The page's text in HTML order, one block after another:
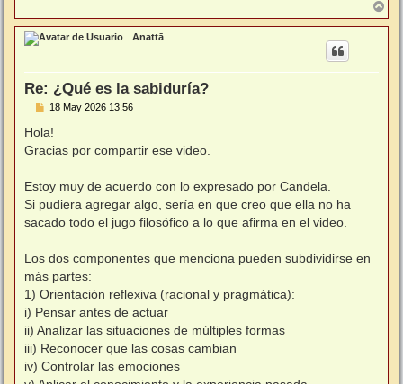
r
r
Anattā
Re: ¿Qué es la sabiduría?
M
n
a
18 May 2026 13:56
Hola!
Gracias por compartir ese video.
Estoy muy de acuerdo con lo expresado por Candela.
Si pudiera agregar algo, sería en que creo que ella no ha
sacado todo el jugo filosófico a lo que afirma en el video.
Los dos componentes que menciona pueden subdividirse en
más partes:
1) Orientación reflexiva (racional y pragmática):
i) Pensar antes de actuar
ii) Analizar las situaciones de múltiples formas
iii) Reconocer que las cosas cambian
iv) Controlar las emociones